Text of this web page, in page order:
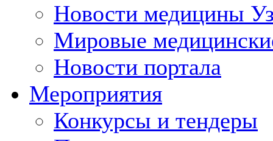
Новости медицины
Мировые
Новости портала
Мероприятия
Конкурсы и тендеры